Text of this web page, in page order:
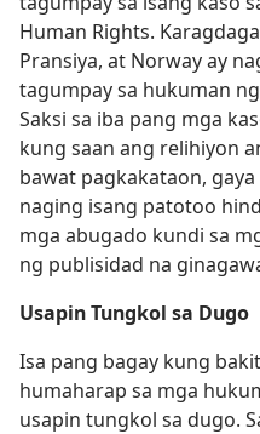
Human Rights.
Pransiya, at Norway ay
tagumpay sa hukuman
Saksi sa iba pang mga
kung saan ang relihiyon
bawat pagkakataon, gaya
naging isang patotoo
mga abugado kundi sa
ng publisidad na
Usapin Tungkol sa Dugo
Isa pang bagay kung
humaharap sa mga
usapin tungkol sa dugo.